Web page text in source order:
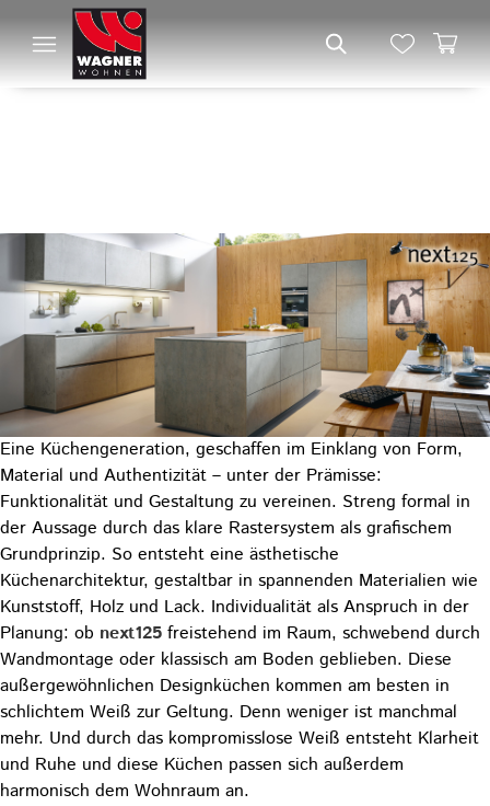
DIE NEUE
Eine Küchengeneration, geschaffen im Einklang von Form,
Material und Authentizität – unter der Prämisse:
Funktionalität und Gestaltung zu vereinen. Streng formal in
der Aussage durch das klare Rastersystem als grafischem
Grundprinzip. So entsteht eine ästhetische
Küchenarchitektur, gestaltbar in spannenden Materialien wie
Kunststoff, Holz und Lack. Individualität als Anspruch in der
Planung: ob next125 freistehend im Raum, schwebend durch
Wandmontage oder klassisch am Boden geblieben. Diese
außergewöhnlichen Designküchen kommen am besten in
schlichtem Weiß zur Geltung. Denn weniger ist manchmal
mehr. Und durch das kompromisslose Weiß entsteht Klarheit
und Ruhe und diese Küchen passen sich außerdem
harmonisch dem Wohnraum an.